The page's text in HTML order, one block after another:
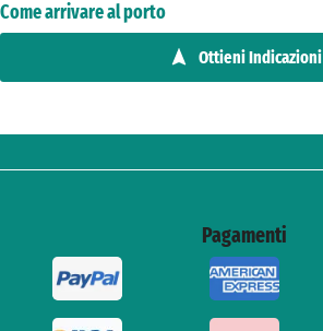
Come arrivare al porto
Ottieni Indicazioni
Pagamenti